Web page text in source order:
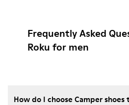
Frequently Asked
Roku for men
How do I choose Camper